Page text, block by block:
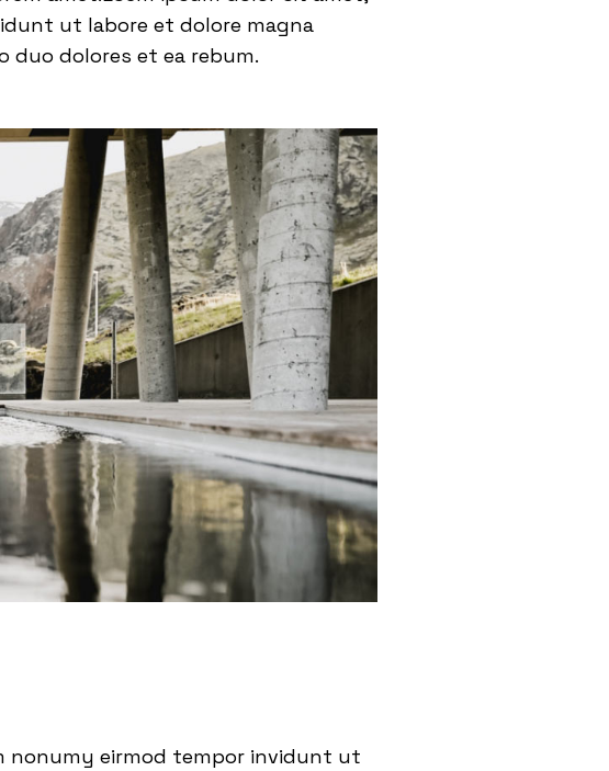
ut labore et dolore magna
duo dolores et ea rebum.
nonumy eirmod tempor invidunt ut